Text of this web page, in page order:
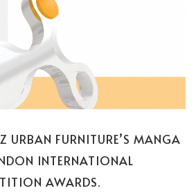
URBAN FURNITURE’S MANGA
INTERNATIONAL
AWARDS.